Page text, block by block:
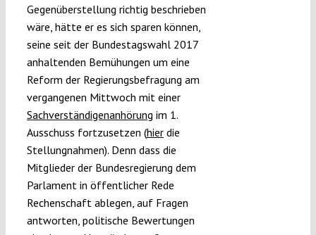
Gegenüberstellung richtig beschrieben
wäre, hätte er es sich sparen können,
seine seit der Bundestagswahl 2017
anhaltenden Bemühungen um eine
Reform der Regierungsbefragung am
vergangenen Mittwoch mit einer
Sachverständigenanhörung im 1.
Ausschuss fortzusetzen (hierdie
Stellungnahmen). Denn dass die
Mitglieder der Bundesregierung dem
Parlament in öffentlicher Rede
Rechenschaft ablegen, auf Fragen
antworten, politische Bewertungen